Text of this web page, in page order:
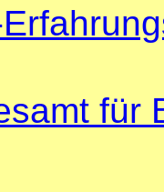
für